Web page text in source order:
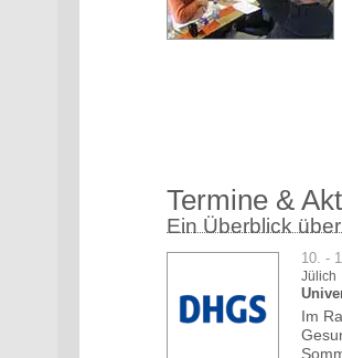
Termine &
Ein Überblick
10. -
Jülich
Im